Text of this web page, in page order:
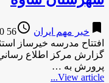
bookmark خبر مهم ایران access_time
56 years ago
0
افتتاح مدرسه خيرساز
گزارش مركز اطلاع
پرورش به …
View article...